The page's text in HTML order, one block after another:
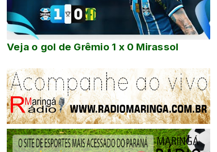
Veja o gol de Grêmio 1 x 0 Mirassol